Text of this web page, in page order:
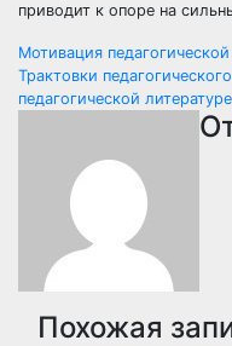
приводит к опоре на
Навигация
по
записям
Мотивация
Трактовки
педагогической литературе
Похожая